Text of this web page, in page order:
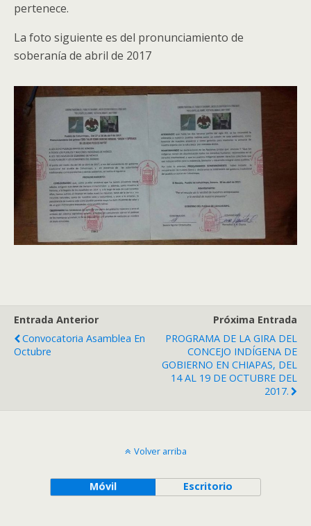
pertenece.
La foto siguiente es del pronunciamiento de
soberanía de abril de 2017
Entrada Anterior
Convocatoria Asamblea En
Octubre
Próxima Entrada
PROGRAMA DE LA GIRA DEL
CONCEJO INDÍGENA DE
GOBIERNO EN CHIAPAS, DEL
14 AL 19 DE OCTUBRE DEL
2017.
Volver arriba
Móvil Escritorio